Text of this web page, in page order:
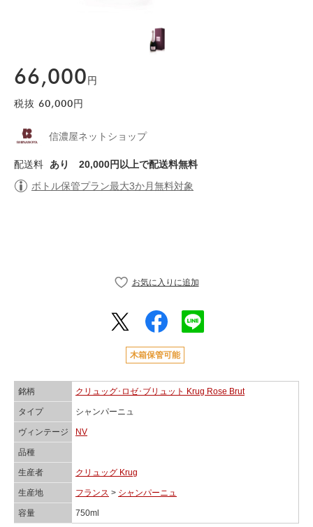
66,000 円
税抜 60,000 円
信濃屋ネットショップ
配送料 あり
20,000円以上で配送料無料
ボトル保管プラン最大3か月無料対象
木箱保管可能
銘柄 クリュッグ･ロゼ･ブリュット Krug Rose Brut
タイプ シャンパーニュ
ヴィンテージ NV
品種
生産者 クリュッグ Krug
生産地 フランス > シャンパーニュ
容量 750ml